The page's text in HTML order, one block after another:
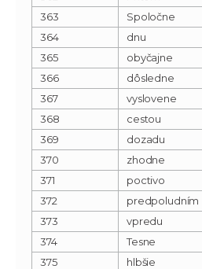
363
Spoločne
364
dnu
365
obyčajne
366
dôsledne
367
vyslovene
368
cestou
369
dozadu
370
zhodne
371
poctivo
372
predpoludním
373
vpredu
374
Tesne
375
hlbšie